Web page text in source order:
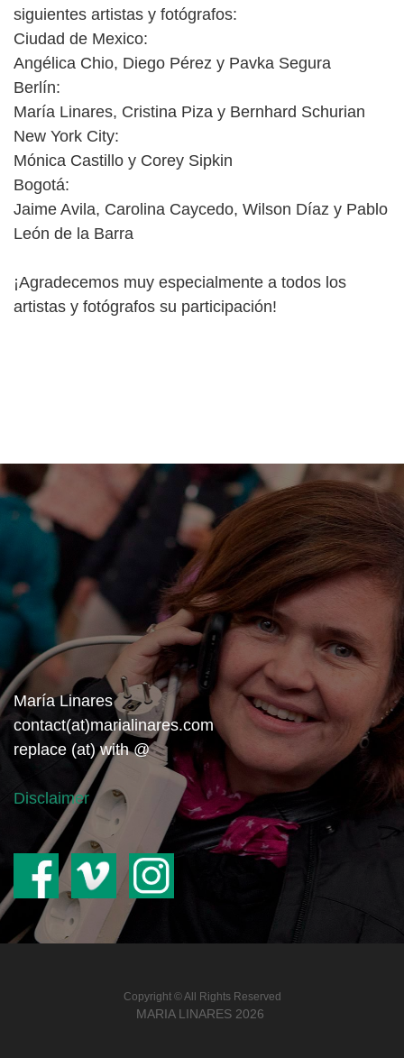
siguientes artistas y fotógrafos:
Ciudad de Mexico:
Angélica Chio, Diego Pérez y Pavka Segura
Berlín:
María Linares, Cristina Piza y Bernhard Schurian
New York City:
Mónica Castillo y Corey Sipkin
Bogotá:
Jaime Avila, Carolina Caycedo, Wilson Díaz y Pablo
León de la Barra
¡Agradecemos muy especialmente a todos los
artistas y fotógrafos su participación!
María Linares
contact(at)marialinares.com
replace (at) with @
Disclaimer
Copyright © All Rights Reserved
MARIA LINARES 2026